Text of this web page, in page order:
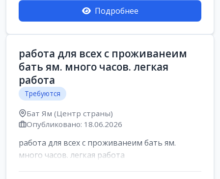
Подробнее
работа для всех с проживанеим
бать ям. много часов. легкая
работа
Требуются
Бат Ям (Центр страны)
Опубликовано: 18.06.2026
работа для всех с проживанеим бать ям.
много часов. легкая работа